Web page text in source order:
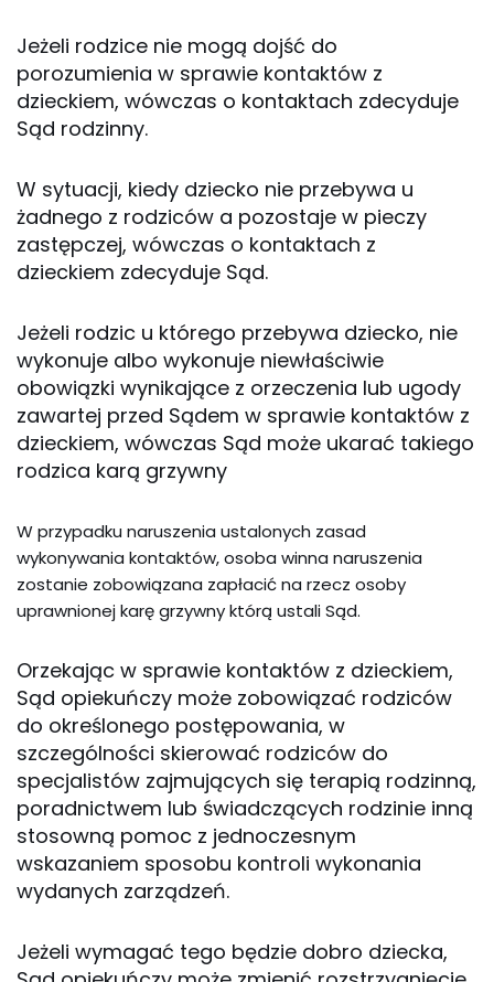
Jeżeli rodzice nie mogą dojść do
porozumienia w sprawie kontaktów z
dzieckiem, wówczas o kontaktach zdecyduje
Sąd rodzinny.
W sytuacji, kiedy dziecko nie przebywa u
żadnego z rodziców a pozostaje w pieczy
zastępczej, wówczas o kontaktach z
dzieckiem zdecyduje Sąd.
Jeżeli rodzic u którego przebywa dziecko, nie
wykonuje albo wykonuje niewłaściwie
obowiązki wynikające z orzeczenia lub ugody
zawartej przed Sądem w sprawie kontaktów z
dzieckiem, wówczas Sąd może ukarać takiego
rodzica karą grzywny
W przypadku naruszenia ustalonych zasad
wykonywania kontaktów, osoba winna naruszenia
zostanie zobowiązana zapłacić na rzecz osoby
uprawnionej karę grzywny którą ustali Sąd.
Orzekając w sprawie kontaktów z dzieckiem,
Sąd opiekuńczy może zobowiązać rodziców
do określonego postępowania, w
szczególności skierować rodziców do
specjalistów zajmujących się terapią rodzinną,
poradnictwem lub świadczących rodzinie inną
stosowną pomoc z jednoczesnym
wskazaniem sposobu kontroli wykonania
wydanych zarządzeń.
Jeżeli wymagać tego będzie dobro dziecka,